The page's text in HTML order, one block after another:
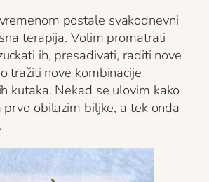
postale svakodnevni
terapija. Volim promatrati
ih, presađivati, raditi nove
tražiti nove kombinacije
kutaka. Nekad se ulovim kako
prvo obilazim biljke, a tek onda